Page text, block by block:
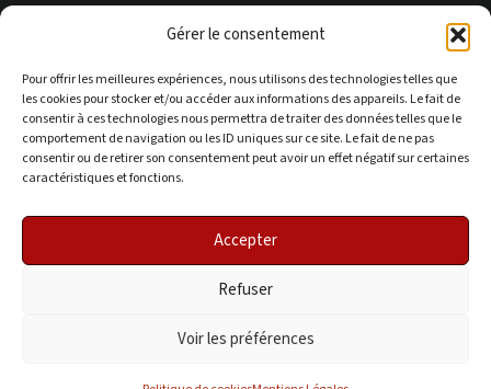
Gérer le consentement
Pour offrir les meilleures expériences, nous utilisons des technologies telles que
les cookies pour stocker et/ou accéder aux informations des appareils. Le fait de
consentir à ces technologies nous permettra de traiter des données telles que le
comportement de navigation ou les ID uniques sur ce site. Le fait de ne pas
consentir ou de retirer son consentement peut avoir un effet négatif sur certaines
caractéristiques et fonctions.
Accepter
Refuser
Voir les préférences
© 2026 C&DP Immobilier
Le contenu de ce document est uniquement destiné à des fins
d'information.